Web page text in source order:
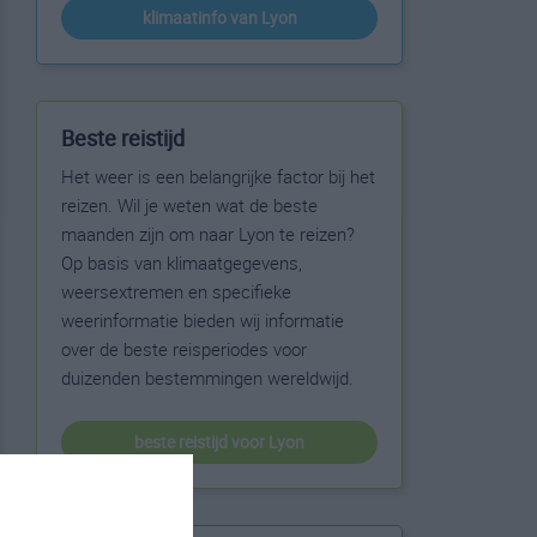
klimaatinfo van Lyon
Beste reistijd
Het weer is een belangrijke factor bij het
reizen. Wil je weten wat de beste
maanden zijn om naar Lyon te reizen?
Op basis van klimaatgegevens,
weersextremen en specifieke
weerinformatie bieden wij informatie
over de beste reisperiodes voor
duizenden bestemmingen wereldwijd.
beste reistijd voor Lyon